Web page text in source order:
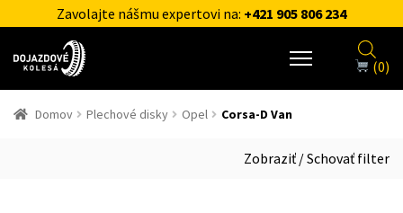
Zavolajte nášmu expertovi na: +421 905 806 234
(0)
Domov Plechové disky Opel Corsa-D Van
Zobraziť / Schovať filter